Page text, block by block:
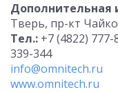
Дополнительная
Тверь, пр-кт
Тел.: +7 (4822)
339-344
info@omnitech.ru
www.omnitech.ru